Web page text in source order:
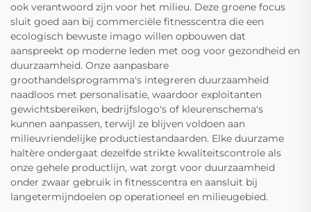
ook verantwoord zijn voor het milieu. Deze groene focus
sluit goed aan bij commerciële fitnesscentra die een
ecologisch bewuste imago willen opbouwen dat
aanspreekt op moderne leden met oog voor gezondheid en
duurzaamheid. Onze aanpasbare
groothandelsprogramma's integreren duurzaamheid
naadloos met personalisatie, waardoor exploitanten
gewichtsbereiken, bedrijfslogo's of kleurenschema's
kunnen aanpassen, terwijl ze blijven voldoen aan
milieuvriendelijke productiestandaarden. Elke duurzame
haltère ondergaat dezelfde strikte kwaliteitscontrole als
onze gehele productlijn, wat zorgt voor duurzaamheid
onder zwaar gebruik in fitnesscentra en aansluit bij
langetermijndoelen op operationeel en milieugebied.